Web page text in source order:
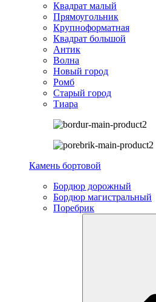
Квадрат малый
Прямоугольник
Крупноформатная
Квадрат большой
Антик
Волна
Новый город
Ромб
Старый город
Тиара
Камень бортовой
Бордюр дорожный
Бордюр магистральный
Поребрик